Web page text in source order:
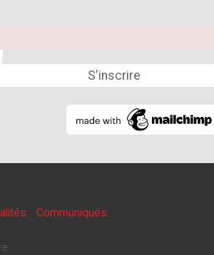
Communiqués